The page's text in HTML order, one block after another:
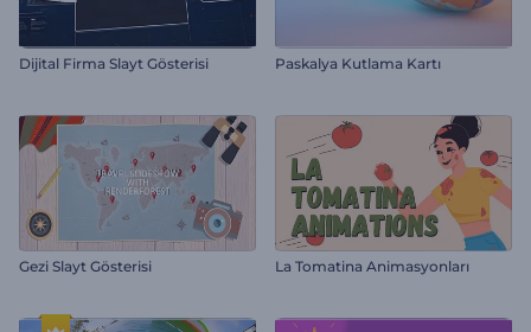
Dijital Firma Slayt Gösterisi Paskalya Kutlama Kartı
Gezi Slayt Gösterisi La Tomatina Animasyonları